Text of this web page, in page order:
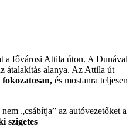
a fővárosi Attila úton. A Dunával
átalakítás alanya. Az Attila út
és mostanra teljesen
nem „csábítja” az autóvezetőket a
szigetes